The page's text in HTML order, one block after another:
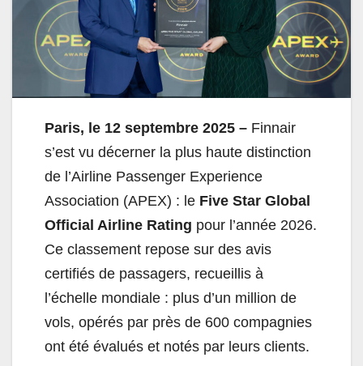
Paris, le 12 septembre 2025 – Finnair
s’est vu décerner la plus haute distinction
de l’Airline Passenger Experience
Association (APEX) : le Five Star Global
Official Airline Rating pour l’année 2026.
Ce classement repose sur des avis
certifiés de passagers, recueillis à
l’échelle mondiale : plus d’un million de
vols, opérés par près de 600 compagnies
ont été évalués et notés par leurs clients.